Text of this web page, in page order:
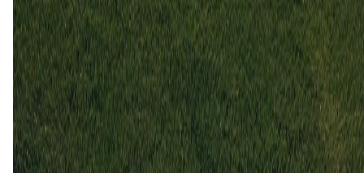
FC Utrecht
1
14 mei
2025
FC Utrecht
Sparta
1
3 nov 2024